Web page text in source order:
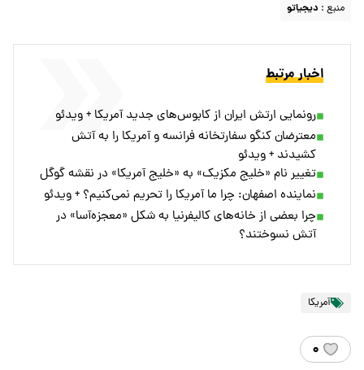
منبع : دیجیاتو
اخبار مرتبط
رونمایی ارتش ایران از کابوس‌های جدید آمریکا + ویدئو
معترضان کنگو سفارتخانه‌ فرانسه و آمریکا را به آتش
کشیدند + ویدئو
تغییر نام «خلیج مکزیک» به «خلیج آمریکا» در نقشه گوگل
نماینده اصفهان: چرا ما آمریکا را تحریم نمی‌کنیم؟ + ویدئو
چرا بعضی از خانه‌های کالیفرنیا به شکل «معجزه‌آسا» در
آتش نسوختند؟
آمریکا
۰